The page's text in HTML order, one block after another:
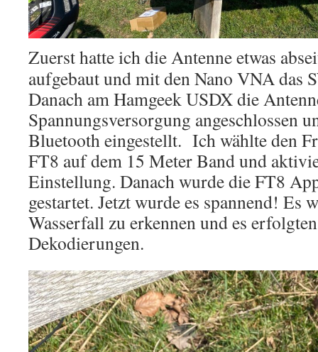
Zuerst hatte ich die Antenne etwas
aufgebaut und mit den Nano VNA das
Danach am Hamgeek USDX die
Spannungsversorgung angeschlossen
Bluetooth eingestellt. Ich wählte den
FT8 auf dem 15 Meter Band und
Einstellung. Danach wurde die FT8
gestartet. Jetzt wurde es spannend! Es
Wasserfall zu erkennen und es
Dekodierungen.